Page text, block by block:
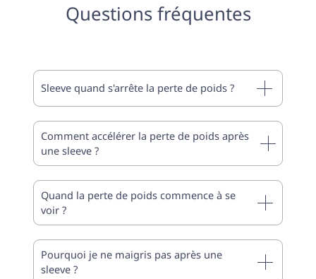
Questions fréquentes
Sleeve quand s'arrête la perte de poids ?
Comment accélérer la perte de poids après
une sleeve ?
Quand la perte de poids commence à se
voir ?
Pourquoi je ne maigris pas après une
sleeve ?